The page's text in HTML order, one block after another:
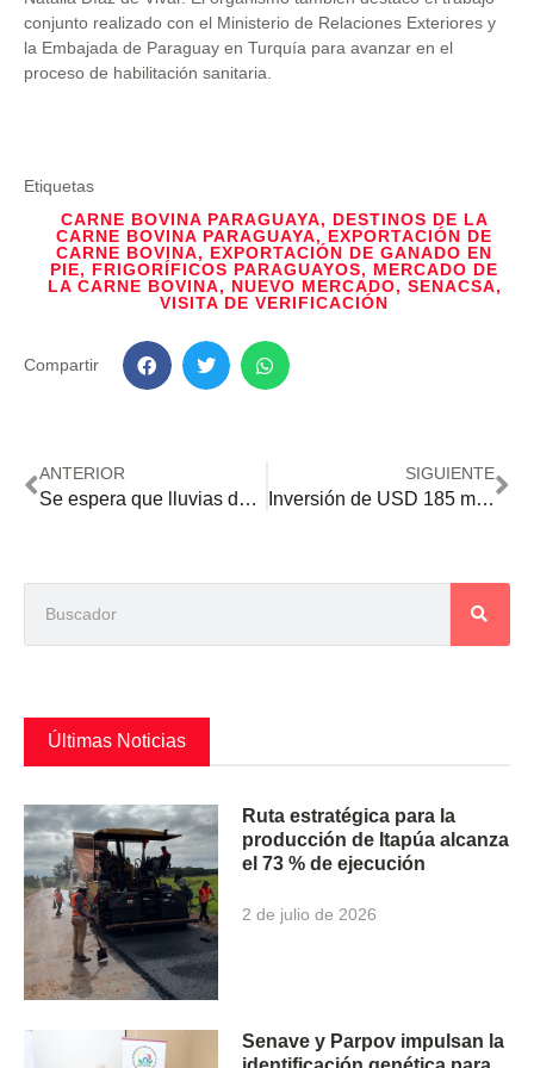
conjunto realizado con el Ministerio de Relaciones Exteriores y
la Embajada de Paraguay en Turquía para avanzar en el
proceso de habilitación sanitaria.
Etiquetas
CARNE BOVINA PARAGUAYA, DESTINOS DE LA
CARNE BOVINA PARAGUAYA, EXPORTACIÓN DE
CARNE BOVINA, EXPORTACIÓN DE GANADO EN
PIE, FRIGORÍFICOS PARAGUAYOS, MERCADO DE
LA CARNE BOVINA, NUEVO MERCADO, SENACSA,
VISITA DE VERIFICACIÓN
Compartir
ANTERIOR
Se espera que lluvias de hasta 48 mm favorezcan los suelos del noreste y este del país
SIGUIENTE
Inversión de USD 185 millones impulsa la avicultura y generará más de 780 empleos en Caaguazú
Últimas Noticias
Ruta estratégica para la
producción de Itapúa alcanza
el 73 % de ejecución
2 de julio de 2026
Senave y Parpov impulsan la